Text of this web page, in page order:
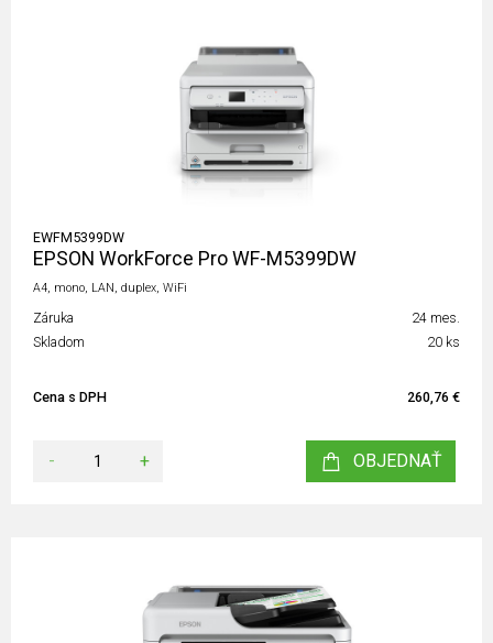
EWFM5399DW
EPSON WorkForce Pro WF-M5399DW
A4, mono, LAN, duplex, WiFi
Záruka
24 mes.
Skladom
20 ks
Cena s DPH 260,76 €
- + OBJEDNAŤ